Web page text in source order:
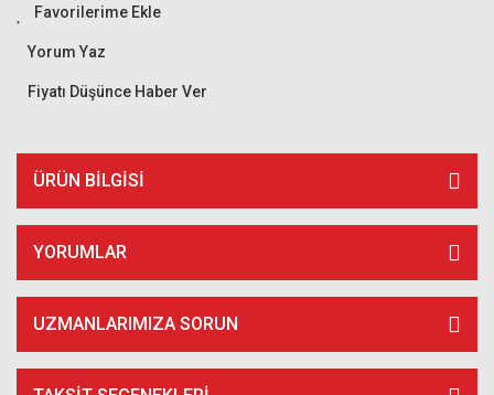
Yorum Yaz
Fiyatı Düşünce Haber Ver
ÜRÜN BILGISI
YORUMLAR
UZMANLARIMIZA SORUN